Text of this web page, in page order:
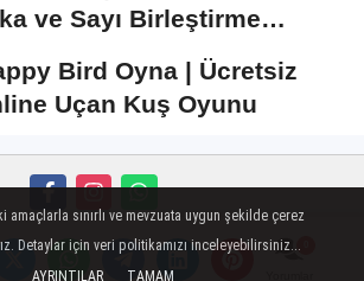
ve Sayı Birleştirme
Bird Oyna | Ücretsiz
Uçan Kuş Oyunu
Çerez Politikası Gizlilik İlkeleri
amaçlarla sınırlı ve mevzuata uygun şekilde çerez
Detaylar için veri politikamızı inceleyebilirsiniz...
AYRINTILAR
TAMAM